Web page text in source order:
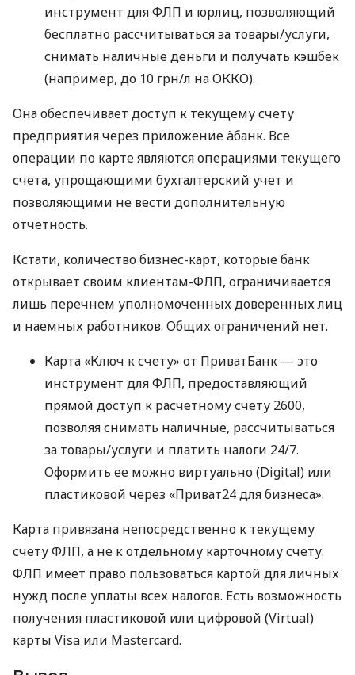
инструмент для ФЛП и юрлиц, позволяющий
бесплатно рассчитываться за товары/услуги,
снимать наличные деньги и получать кэшбек
(например, до 10 грн/л на ОККО).
Она обеспечивает доступ к текущему счету
предприятия через приложение àбанк. Все
операции по карте являются операциями текущего
счета, упрощающими бухгалтерский учет и
позволяющими не вести дополнительную
отчетность.
Кстати, количество бизнес-карт, которые банк
открывает своим клиентам-ФЛП, ограничивается
лишь перечнем уполномоченных доверенных лиц
и наемных работников. Общих ограничений нет.
Карта «Ключ к счету» от ПриватБанк — это
инструмент для ФЛП, предоставляющий
прямой доступ к расчетному счету 2600,
позволяя снимать наличные, рассчитываться
за товары/услуги и платить налоги 24/7.
Оформить ее можно виртуально (Digital) или
пластиковой через «Приват24 для бизнеса».
Карта привязана непосредственно к текущему
счету ФЛП, а не к отдельному карточному счету.
ФЛП имеет право пользоваться картой для личных
нужд после уплаты всех налогов. Есть возможность
получения пластиковой или цифровой (Virtual)
карты Visa или Mastercard.